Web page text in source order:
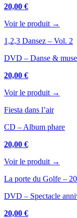
20,00 €
Voir le produit →
1,2,3 Dansez – Vol. 2
DVD – Danse &
20,00 €
Voir le produit →
Fiesta dans l’air
CD – Album phare
20,00 €
Voir le produit →
La porte du Golfe –
DVD – Spectacle
20,00 €